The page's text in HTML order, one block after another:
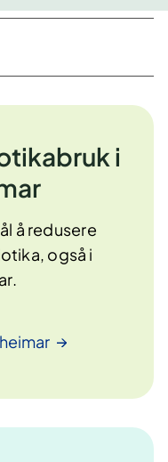
i
å redusere
også i